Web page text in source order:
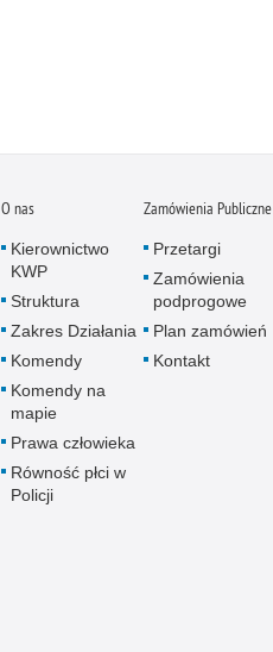
O nas
Kierownictwo
KWP
Struktura
Zakres Działania
Komendy
Komendy na
mapie
Prawa człowieka
Równość płci w
Policji
Zamówienia Publiczne
Przetargi
Zamówienia
podprogowe
Plan zamówień
Kontakt